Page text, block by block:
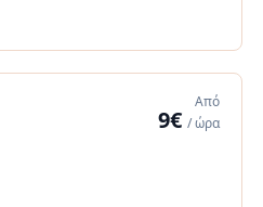
Από
9€/ ώρα